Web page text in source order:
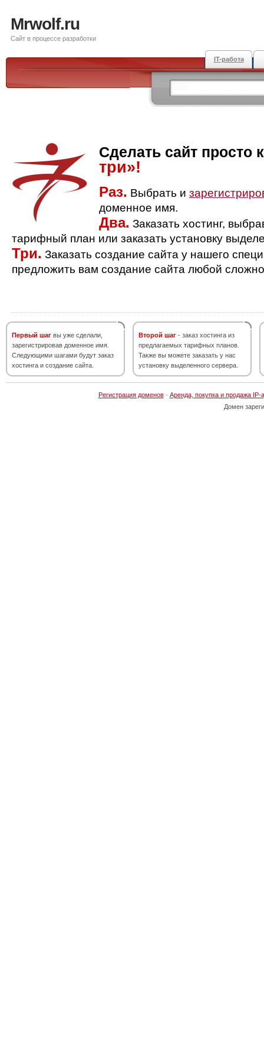
Mrwolf.ru
Сайт в процессе разработки
IT-работа
Сделать сайт просто
три»!
Раз. Выбрать и
доменное имя.
Два. Заказать хостинг,
тарифный план или заказать установку
Три. Заказать создание сайта у нашего
предложить вам создание сайта любой
Первый шаг вы уже сделали,
зарегистрировав доменное имя.
Следующими шагами будут заказ
хостинга и создание сайта.
Второй шаг - заказ хостинга из
предлагаемых тарифных планов.
Также вы можете заказать у нас
установку выделенного сервера.
Регистрация доменов· Аренда, покупка и продажа IP-
Домен